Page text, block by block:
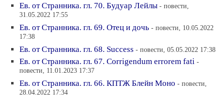
Ев. от Странника. гл. 70. Будуар Лейлы - повести,
31.05.2022 17:55
Ев. от Странника. гл. 69. Отец и дочь - повести, 10.05.2022
17:38
Ев. от Странника. гл. 68. Success - повести, 05.05.2022 17:38
Ев. от Странника. гл. 67. Сorrigendum errorem fati -
повести, 11.01.2023 17:37
Ев. от Странника. гл. 66. КПТЖ Блейн Моно - повести,
28.04.2022 17:34